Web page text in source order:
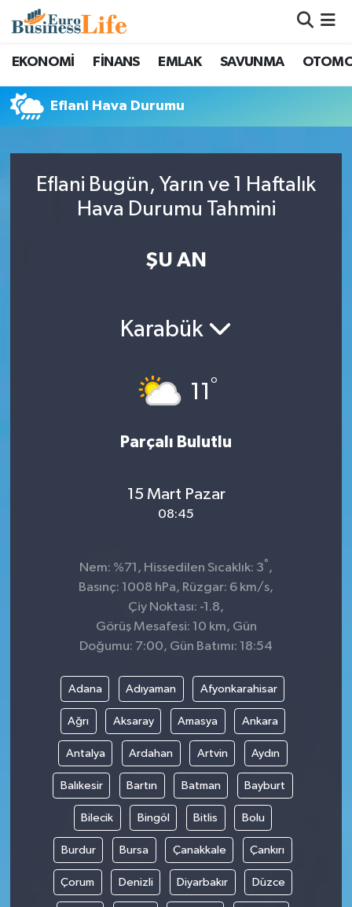
EKONOMİ FİNANS EMLAK SAVUNMA
Eflani Hava Durumu
Eflani Bugün, Yarın ve 1 Haftalık
Hava Durumu Tahmini
ŞU AN
Karabük
11 °
Parçalı Bulutlu
15 Mart Pazar
08:45
Nem: %71, Hissedilen Sıcaklık: 3° ,
Basınç: 1008 hPa, Rüzgar: 6 km/s,
Çiy Noktası: -1.8,
Görüş Mesafesi: 10 km, Gün
Doğumu: 7:00, Gün Batımı: 18:54
Adana Adıyaman Afyonkarahisar
Ağrı Aksaray Amasya Ankara
Antalya Ardahan Artvin Aydın
Balıkesir Bartın Batman Bayburt
Bilecik Bingöl Bitlis Bolu
Burdur Bursa Çanakkale Çankırı
Çorum Denizli Diyarbakır Düzce
Nöbetçi Eczaneler
Hava Durumu
Trafik Durumu
Süper Lig Puan Durumu ve Fikstür